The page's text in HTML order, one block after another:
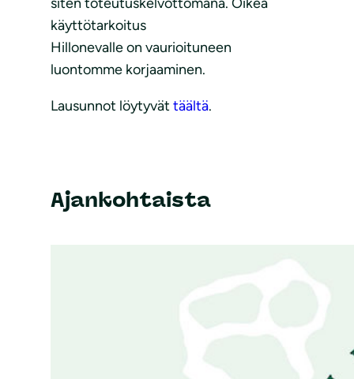
käyttötarkoitus
Hillonevalle on vaurioituneen
luontomme korjaaminen.
Lausunnot löytyvät täältä.
Ajankohtaista